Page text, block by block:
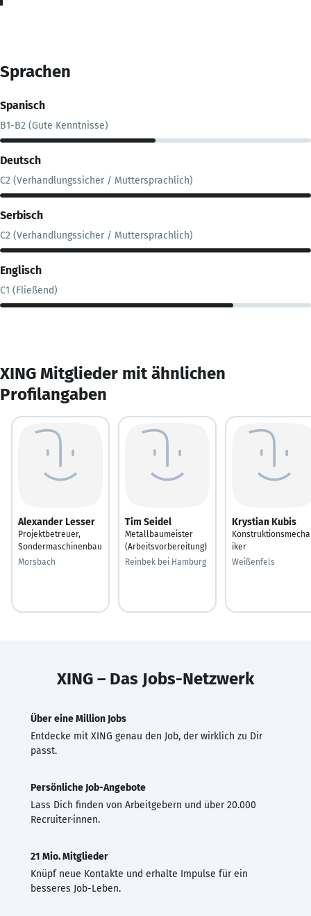
Sprachen
Spanisch
B1-B2 (Gute Kenntnisse)
Deutsch
C2 (Verhandlungssicher / Muttersprachlich)
Serbisch
C2 (Verhandlungssicher / Muttersprachlich)
Englisch
C1 (Fließend)
XING Mitglieder mit ähnlichen
Profilangaben
Alexander Lesser
Projektbetreuer,
Sondermaschinenbau
Morsbach
Tim Seidel
Metallbaumeister
(Arbeitsvorbereitung)
Reinbek bei Hamburg
Krystian Kubis
iker
Weißenfels
XING – Das Jobs-Netzwerk
Über eine Million Jobs
Entdecke mit XING genau den Job, der wirklich zu Dir
passt.
Persönliche Job-Angebote
Lass Dich finden von Arbeitgebern und über 20.000
Recruiter·innen.
21 Mio. Mitglieder
Knüpf neue Kontakte und erhalte Impulse für ein
besseres Job-Leben.